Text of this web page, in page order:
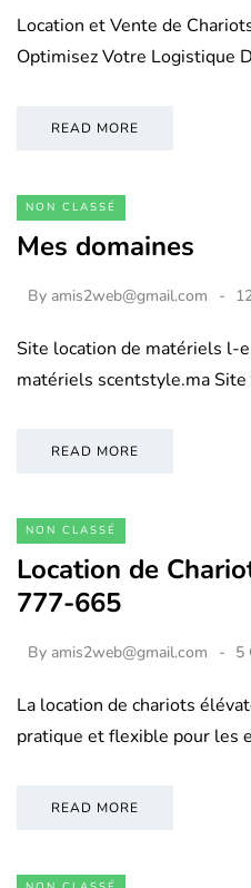
Location et Vente de
Optimisez Votre Logistique
READ MORE
NON CLASSÉ
Mes domaines
By amis2web@gmail.com
Site location de matériels l-
matériels scentstyle.ma
READ MORE
NON CLASSÉ
Location de
777-665
By amis2web@gmail.com 5
La location de chariots
pratique et flexible pour les
READ MORE